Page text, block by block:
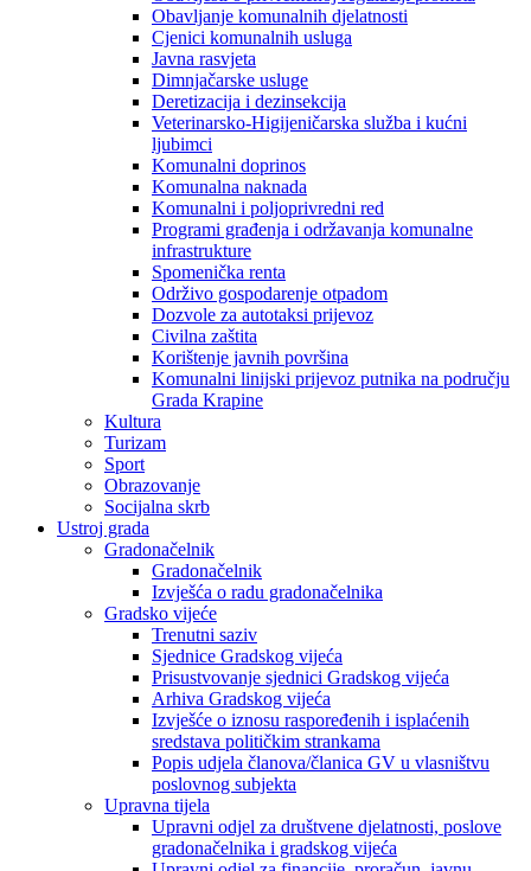
Obavljanje komunalnih djelatnosti
Cjenici komunalnih usluga
Javna rasvjeta
Dimnjačarske usluge
Deretizacija i dezinsekcija
Veterinarsko-Higijeničarska služba i kućni
ljubimci
Komunalni doprinos
Komunalna naknada
Komunalni i poljoprivredni red
Programi građenja i održavanja komunalne
infrastrukture
Spomenička renta
Održivo gospodarenje otpadom
Dozvole za autotaksi prijevoz
Civilna zaštita
Korištenje javnih površina
Komunalni linijski prijevoz putnika na području
Grada Krapine
Kultura
Turizam
Sport
Obrazovanje
Socijalna skrb
Ustroj grada
Gradonačelnik
Gradonačelnik
Izvješća o radu gradonačelnika
Gradsko vijeće
Trenutni saziv
Sjednice Gradskog vijeća
Prisustvovanje sjednici Gradskog vijeća
Arhiva Gradskog vijeća
Izvješće o iznosu raspoređenih i isplaćenih
sredstava političkim strankama
Popis udjela članova/članica GV u vlasništvu
poslovnog subjekta
Upravna tijela
Upravni odjel za društvene djelatnosti, poslove
gradonačelnika i gradskog vijeća